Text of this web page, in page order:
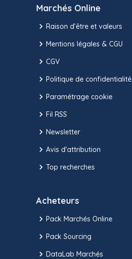
Marchés Online
Raison d’être et valeurs
Mentions légales & CGU
CGV
Politique de confidentialité
Paramétrage cookie
Fil RSS
Newsletter
Avis d'attribution
Top recherches
Acheteurs
Pack Marchés Online
Pack Sourcing
DataLab Marchés